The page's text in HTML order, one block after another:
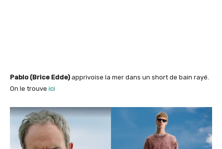
Pablo (Brice Edde)apprivoise la mer dans un short de bain rayé.
On le trouve ici